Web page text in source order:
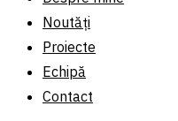
Noutăți
Proiecte
Echipă
Contact